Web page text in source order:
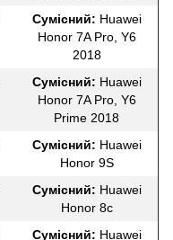
Сумісний: Huawei
Honor 7A Pro, Y6
2018
Сумісний: Huawei
Honor 7A Pro, Y6
Prime 2018
Сумісний: Huawei
Honor 9S
Сумісний: Huawei
Honor 8c
Сумісний: Huawei